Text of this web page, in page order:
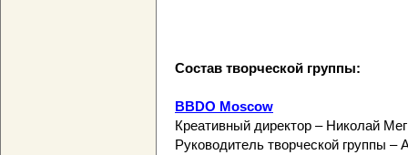
Состав творческой группы:
BBDO Moscow
Креативный директор – Николай
Руководитель творческой группы –